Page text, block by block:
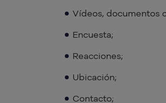
Vídeos, documentos
Encuesta;
Reacciones;
Ubicación;
Contacto;